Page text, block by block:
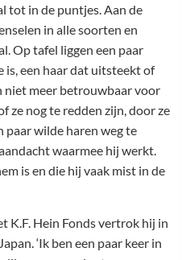
tot in de puntjes. Aan de
in alle soorten en
Op tafel liggen een paar
is, een haar dat uitsteekt of
niet meer betrouwbaar voor
ze nog te redden zijn, door ze
paar wilde haren weg te
waarmee hij werkt.
is en die hij vaak mist in de
K.F. Hein Fonds vertrok hij in
‘Ik ben een paar keer in